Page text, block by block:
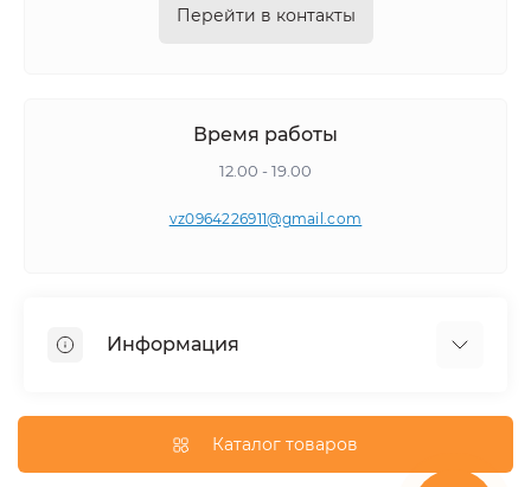
Перейти в контакты
Время работы
12.00 - 19.00
vz0964226911@gmail.com
Информация
Каталог товаров